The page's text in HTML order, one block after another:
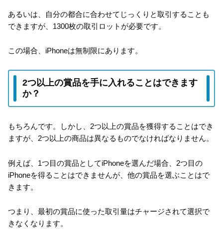
あるいは、自分の都合に合わせてじっくりと取引することも
できますが、1300枚の取引ロットが必要です。
この場合、iPhoneは無制限にあります。
2つ以上の賞品を手に入れることはできます
か？
もちろんです。しかし、2つ以上の賞品を獲得することはでき
ますが、2つ以上の商品は異なるものでなければなりません。
例えば、1つ目の賞品としてiPhoneを選んだ場合、2つ目の
iPhoneを得ることはできませんが、他の賞品を選ぶことはで
きます。
つまり、最初の賞品に使った取引量はチャージされて選択で
きなくなります。